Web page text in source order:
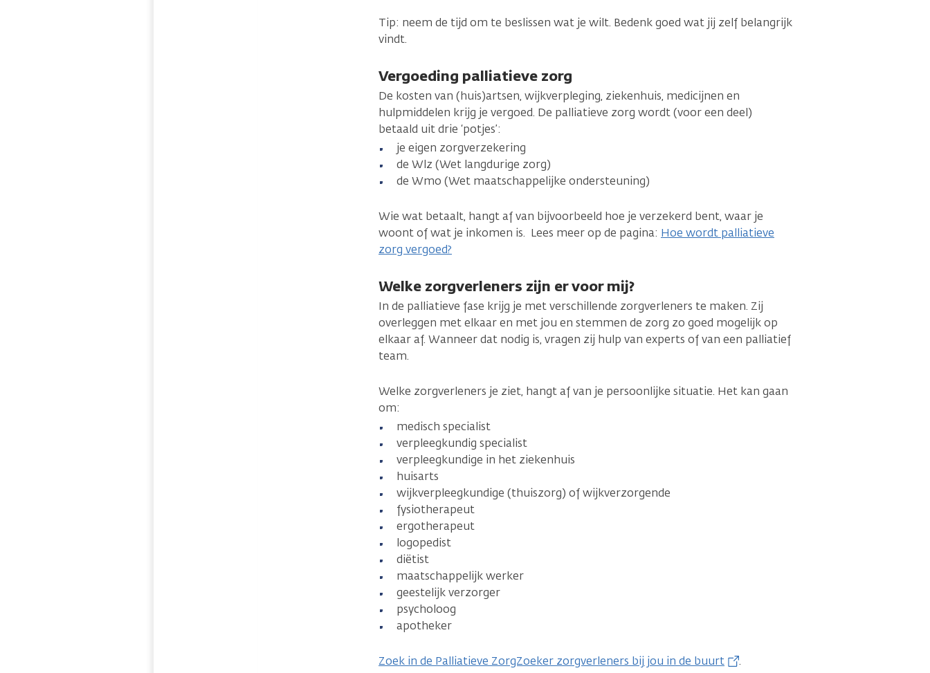
Tip: neem de tijd om te beslissen wat je wilt. Bedenk goed wat jij zelf belangrijk
vindt.
Vergoeding palliatieve zorg
De kosten van (huis)artsen, wijkverpleging, ziekenhuis, medicijnen en
hulpmiddelen krijg je vergoed. De palliatieve zorg wordt (voor een deel)
betaald uit drie ‘potjes’:
je eigen zorgverzekering
de Wlz (Wet langdurige zorg)
de Wmo (Wet maatschappelijke ondersteuning)
Wie wat betaalt, hangt af van bijvoorbeeld hoe je verzekerd bent, waar je
woont of wat je inkomen is. Lees meer op de pagina: Hoe wordt palliatieve
zorg vergoed?
Welke zorgverleners zijn er voor mij?
In de palliatieve fase krijg je met verschillende zorgverleners te maken. Zij
overleggen met elkaar en met jou en stemmen de zorg zo goed mogelijk op
elkaar af. Wanneer dat nodig is, vragen zij hulp van experts of van een palliatief
team.
Welke zorgverleners je ziet, hangt af van je persoonlijke situatie. Het kan gaan
om:
medisch specialist
verpleegkundig specialist
verpleegkundige in het ziekenhuis
huisarts
wijkverpleegkundige (thuiszorg) of wijkverzorgende
fysiotherapeut
ergotherapeut
logopedist
diëtist
maatschappelijk werker
geestelijk verzorger
psycholoog
apotheker
Zoek in de Palliatieve ZorgZoeker zorgverleners bij jou in de buurt .